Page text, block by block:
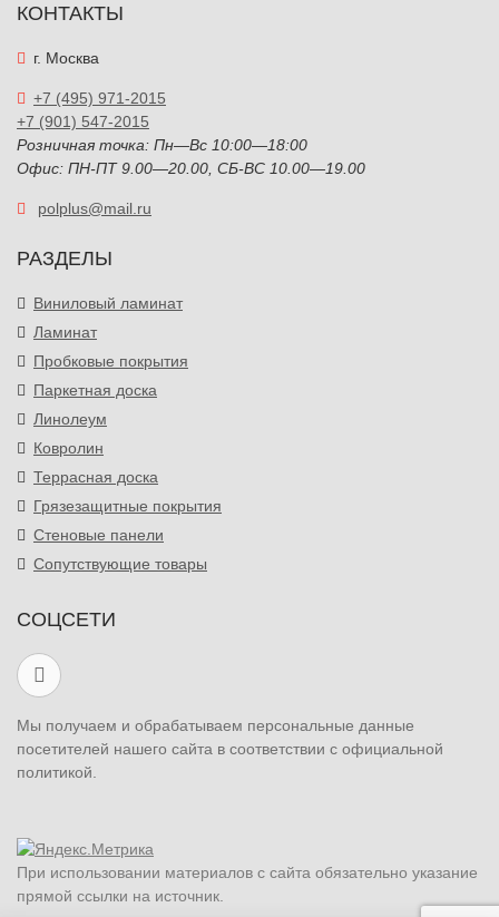
КОНТАКТЫ
г. Москва
+7 (495) 971-2015
+7 (901) 547-2015
Розничная точка: Пн—Вс 10:00—18:00
Офис: ПН-ПТ 9.00—20.00, СБ-ВС 10.00—19.00
polplus@mail.ru
РАЗДЕЛЫ
Виниловый ламинат
Ламинат
Пробковые покрытия
Паркетная доска
Линолеум
Ковролин
Террасная доска
Грязезащитные покрытия
Стеновые панели
Сопутствующие товары
СОЦСЕТИ
Мы получаем и обрабатываем персональные данные
посетителей нашего сайта в соответствии с официальной
политикой.
При использовании материалов с сайта обязательно указание
прямой ссылки на источник.